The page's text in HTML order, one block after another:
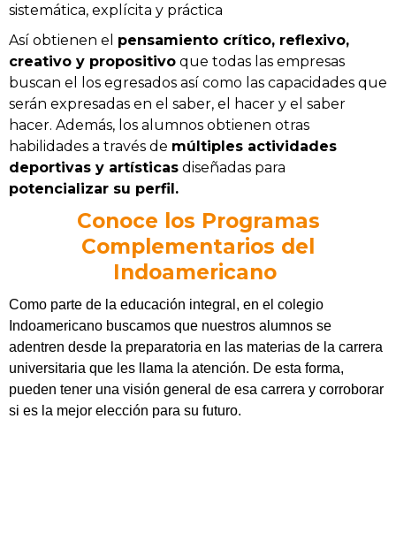
sistemática, explícita y práctica
Así obtienen el pensamiento crítico, reflexivo,
creativo y propositivo que todas las empresas
buscan el los egresados así como las capacidades que
serán expresadas en el saber, el hacer y el saber
hacer. Además, los alumnos obtienen otras
habilidades a través de múltiples actividades
deportivas y artísticas diseñadas para
potencializar su perfil.
Conoce los Programas
Complementarios del
Indoamericano
Como parte de la educación integral, en el colegio
Indoamericano buscamos que nuestros alumnos se
adentren desde la preparatoria en las materias de la carrera
universitaria que les llama la atención. De esta forma,
pueden tener una visión general de esa carrera y corroborar
si es la mejor elección para su futuro.